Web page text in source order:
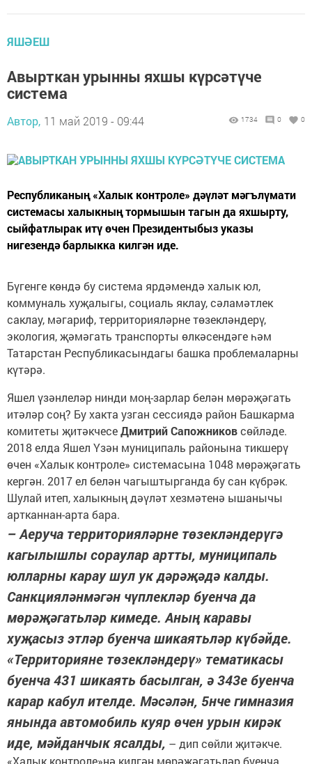
ЯШӘЕШ
Авырткан урынны яхшы күрсәтүче
система
Автор, 11 май 2019 - 09:44 1734 0 0
Республиканың «Халык контроле» дәүләт мәгълүмати
системасы халыкның тормышын тагын да яхшырту,
сыйфатлырак итү өчен Президентыбыз указы
нигезендә барлыкка килгән иде.
Бүгенге көндә бу система ярдәмендә халык юл,
коммуналь хуҗалыгы, социаль яклау, сәламәтлек
саклау, мәгариф, территорияләрне төзекләндерү,
экология, җәмәгать транспорты өлкәсендәге һәм
Татарстан Республикасындагы башка проблемаларны
күтәрә.
Яшел үзәнлеләр нинди моң-зарлар белән мөрәҗәгать
итәләр соң? Бу хакта узган сессиядә район Башкарма
комитеты җитәкчесеДмитрий Сапожниковсөйләде.
2018 елда Яшел Үзән муниципаль районына тикшерү
өчен «Халык контроле» системасына 1048 мөрәҗәгать
кергән. 2017 ел белән чагыштырганда бу сан күбрәк.
Шулай итеп, халыкның дәүләт хезмәтенә ышанычы
артканнан-арта бара.
– Аеруча территория­ләрне төзекләндерүгә
кагылышлы сораулар артты, муниципаль
юлларны карау шул ук дәрәҗәдә калды.
Санкцияләнмәгән чүплекләр буенча да
мөрәҗәгатьләр кимеде. Аның каравы
хуҗасыз этләр буенча шикаятьләр күбәйде.
«Территорияне төзекләндерү» тематикасы
буенча 431 шикаять басылган, ә 343е буенча
карар кабул ителде. Мәсәлән, 5нче гимназия
янында автомобиль куяр өчен урын кирәк
иде, мәйданчык ясалды, – дип сөйли җитәкче.